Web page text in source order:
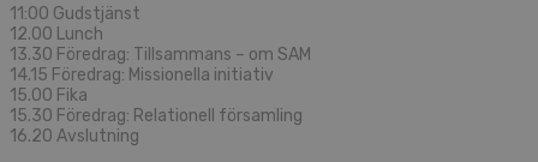
11:00 Gudstjänst
12.00 Lunch
13.30 Föredrag: Tillsammans – om SAM
14.15 Föredrag: Missionella initiativ
15.00 Fika
15.30 Föredrag: Relationell församling
16.20 Avslutning